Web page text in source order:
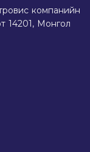
компанийн
14201, Монгол